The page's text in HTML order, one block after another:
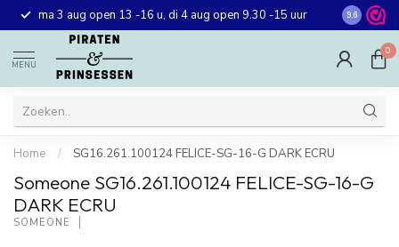
ma 3 aug open 13 -16 u, di 4 aug open 9.30 -15 uur Gratis
winkel in
9.6
MENU
0
Home / SG16.261.100124 FELICE-SG-16-G DARK ECRU
Someone SG16.261.100124 FELICE-SG-16-G
DARK ECRU
SOMEONE